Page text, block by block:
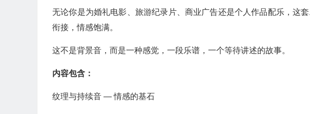
无论你是为婚礼电影、旅游纪录片、商业广告还是个人作品配乐，这
衔接，情感饱满。
这不是背景音，而是一种感觉，一段乐谱，一个等待讲述的故事。
内容包含：
纹理与持续音 — 情感的基石